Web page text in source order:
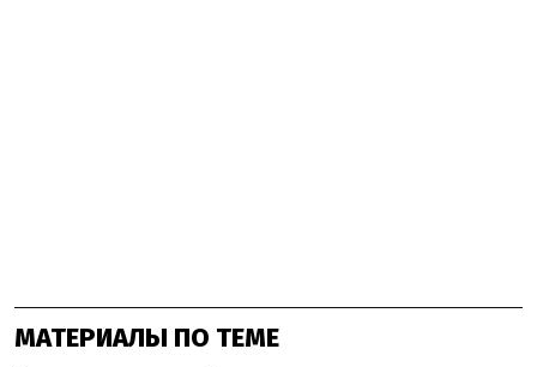
МАТЕРИАЛЫ ПО ТЕМЕ